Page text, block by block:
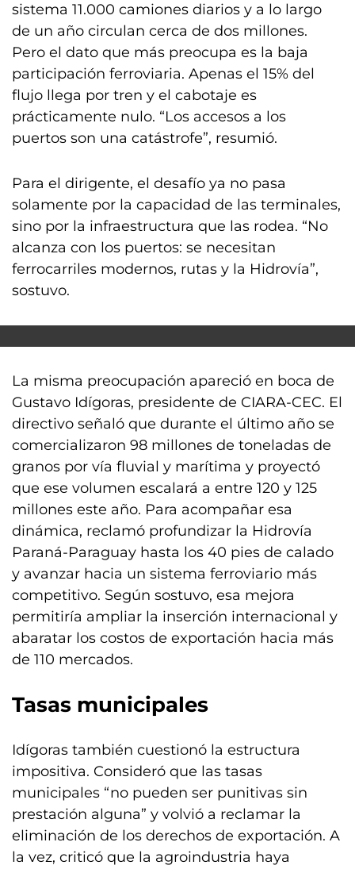
sistema 11.000 camiones diarios y a lo largo
de un año circulan cerca de dos millones.
Pero el dato que más preocupa es la baja
participación ferroviaria. Apenas el 15% del
flujo llega por tren y el cabotaje es
prácticamente nulo. “Los accesos a los
puertos son una catástrofe”, resumió.
Para el dirigente, el desafío ya no pasa
solamente por la capacidad de las terminales,
sino por la infraestructura que las rodea. “No
alcanza con los puertos: se necesitan
ferrocarriles modernos, rutas y la Hidrovía”,
sostuvo.
La misma preocupación apareció en boca de
Gustavo Idígoras, presidente de CIARA-CEC. El
directivo señaló que durante el último año se
comercializaron 98 millones de toneladas de
granos por vía fluvial y marítima y proyectó
que ese volumen escalará a entre 120 y 125
millones este año. Para acompañar esa
dinámica, reclamó profundizar la Hidrovía
Paraná-Paraguay hasta los 40 pies de calado
y avanzar hacia un sistema ferroviario más
competitivo. Según sostuvo, esa mejora
permitiría ampliar la inserción internacional y
abaratar los costos de exportación hacia más
de 110 mercados.
Tasas municipales
Idígoras también cuestionó la estructura
impositiva. Consideró que las tasas
municipales “no pueden ser punitivas sin
prestación alguna” y volvió a reclamar la
eliminación de los derechos de exportación. A
la vez, criticó que la agroindustria haya